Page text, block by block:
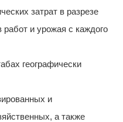
затрат в разрезе
и урожая с каждого
географически
и
а также